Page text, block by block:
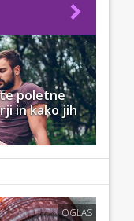
poletne
in kako jih
OGLAS